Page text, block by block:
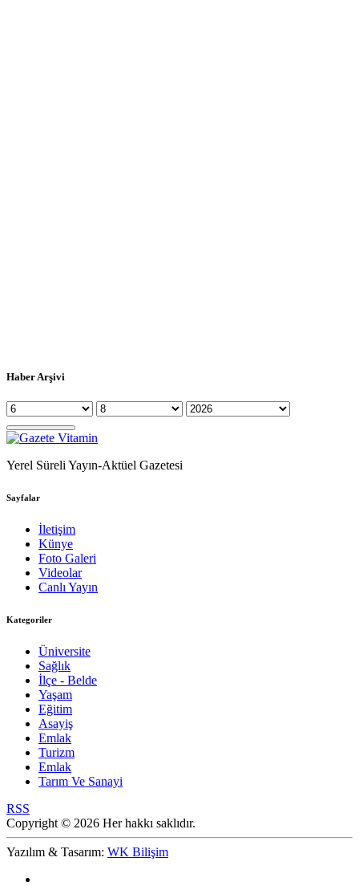
Haber Arşivi
Yerel Süreli Yayın-Aktüel Gazetesi
Sayfalar
İletişim
Künye
Foto Galeri
Videolar
Canlı Yayın
Kategoriler
Üniversite
Sağlık
İlçe - Belde
Yaşam
Eğitim
Asayiş
Emlak
Turizm
Emlak
Tarım Ve Sanayi
RSS
Copyright © 2026 Her hakkı saklıdır.
Yazılım & Tasarım: WK Bilişim